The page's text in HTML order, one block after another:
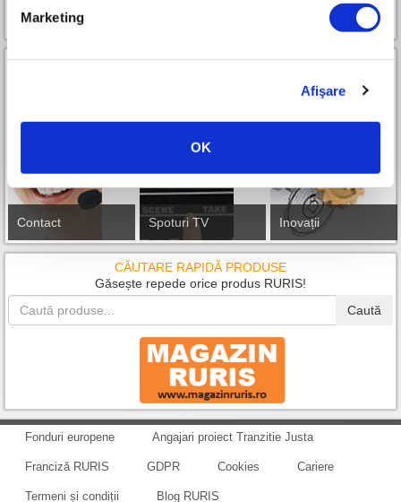
Marketing
Afişare
OK
Cum devin partener
Contact Spoturi TV Inovații
CĂUTARE RAPIDĂ PRODUSE
Găsește repede orice produs RURIS!
Caută
Fonduri europene Angajari proiect Tranzitie Justa
Franciză RURIS GDPR Cookies Cariere
Termeni și condiții Blog RURIS